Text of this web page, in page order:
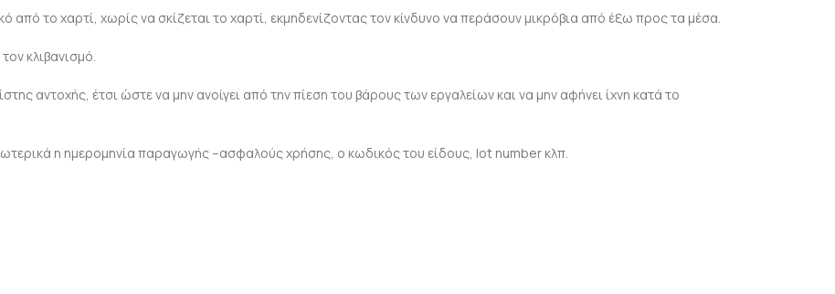
από το χαρτί, χωρίς να σκίζεται το χαρτί, εκμηδενίζοντας τον κίνδυνο να περάσουν μικρόβια από έξω προς τα μέσα.
κλιβανισμό.
αντοχής, έτσι ώστε να μην ανοίγει από την πίεση του βάρους των εργαλείων και να μην αφήνει ίχνη κατά το
η ημερομηνία παραγωγής –ασφαλούς χρήσης, ο κωδικός του είδους, lot number κλπ.